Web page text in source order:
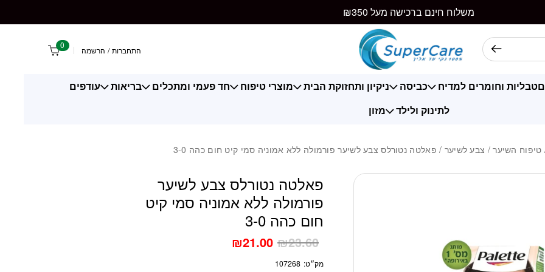
משלוח חינם ברכישה מעל ₪350
התחברות / הרשמה 0
טבליות וחומרים למדיח כביסה ניקיון ותחזוקת הבית מוצרי טיפוח חד פעמי ומתכלים בריאות
עודפים
לתינוק ולילד
מזון
טיפוח השיער/ צבע לשיער / פאלטה נטורלס צבע לשיער פורמולה ללא אמוניה סמי קיט חום כהה 3-0
פאלטה נטורלס צבע לשיער
פורמולה ללא אמוניה סמי קיט
חום כהה 3-0
₪23.60
₪21.00
מק״ט: 107268